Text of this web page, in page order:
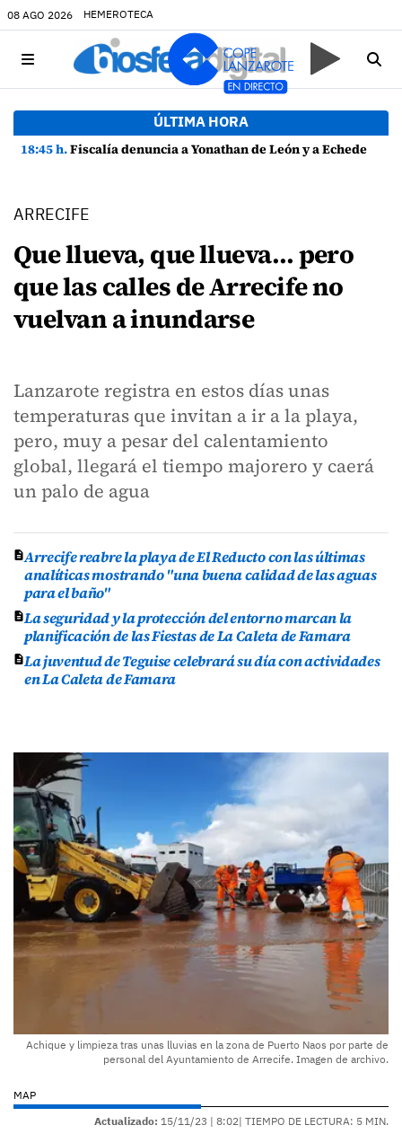
08 AGO 2026 HEMEROTECA
ÚLTIMA HORA
18:45 h.Fiscalía denuncia a Yonathan de León y a Echedey Eugenio por presuntas anomalías en contratos festivos
ARRECIFE
Que llueva, que llueva… pero
que las calles de Arrecife no
vuelvan a inundarse
Lanzarote registra en estos días unas
temperaturas que invitan a ir a la playa,
pero, muy a pesar del calentamiento
global, llegará el tiempo majorero y caerá
un palo de agua
Arrecife reabre la playa de El Reducto con las últimas
analíticas mostrando "una buena calidad de las aguas
para el baño"
La seguridad y la protección del entorno marcan la
planificación de las Fiestas de La Caleta de Famara
La juventud de Teguise celebrará su día con actividades
en La Caleta de Famara
Achique y limpieza tras unas lluvias en la zona de Puerto Naos por parte de
personal del Ayuntamiento de Arrecife. Imagen de archivo.
MAP
Actualizado: 15/11/23 | 8:02| TIEMPO DE LECTURA: 5 MIN.